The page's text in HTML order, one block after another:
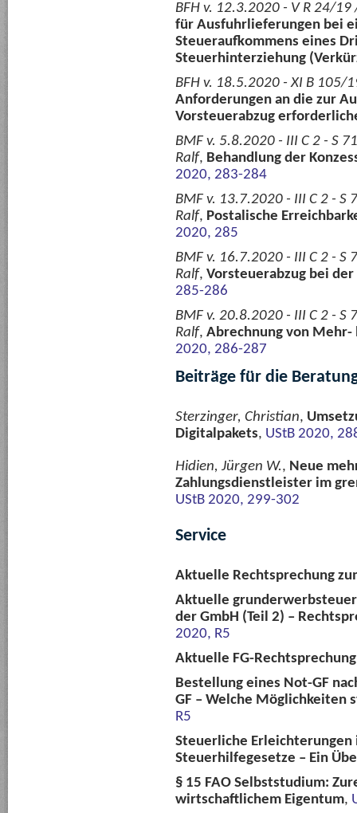
BFH v. 12.3.2020 - V R 24/
für Ausfuhrlieferungen bei
Steueraufkommens eines
Steuerhinterziehung
BFH v. 18.5.2020 - XI B
Anforderungen an die zur
Vorsteuerabzug
BMF v. 5.8.2020 - III C 2 - S
Ralf, Behandlung der
2020, 283-284
BMF v. 13.7.2020 - III C 2 -
Ralf, Postalische
2020, 285
BMF v. 16.7.2020 - III C 2 -
Ralf, Vorsteuerabzug bei
285-286
BMF v. 20.8.2020 - III C 2 -
Ralf, Abrechnung von Mehr-
2020, 286-287
Beiträge für die
Sterzinger, Christian,
Digitalpakets, UStB 2020,
Hidien, Jürgen W., Neue
Zahlungsdienstleister im
UStB 2020, 299-302
Service
Aktuelle Rechtsprechung
Aktuelle
der GmbH (Teil 2) –
2020, R5
Aktuelle FG-
Bestellung eines Not-GF
GF – Welche Möglichkeiten
R5
Steuerliche Erleichterungen
Steuerhilfegesetze – Ein
§ 15 FAO Selbststudium:
wirtschaftlichem Eigentum,